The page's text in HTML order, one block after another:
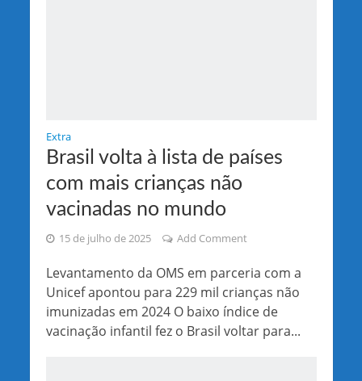
Extra
Brasil volta à lista de países
com mais crianças não
vacinadas no mundo
15 de julho de 2025 Add Comment
Levantamento da OMS em parceria com a
Unicef apontou para 229 mil crianças não
imunizadas em 2024 O baixo índice de
vacinação infantil fez o Brasil voltar para...